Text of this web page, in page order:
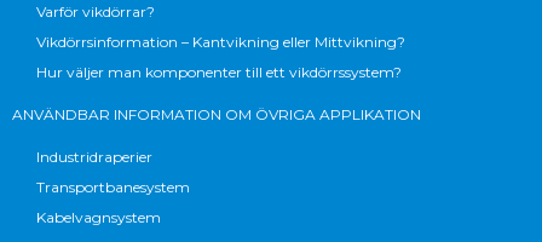
Varför vikdörrar?
Vikdörrsinformation – Kantvikning eller Mittvikning?
Hur väljer man komponenter till ett vikdörrssystem?
ANVÄNDBAR INFORMATION OM ÖVRIGA APPLIKATION
Industridraperier
Transportbanesystem
Kabelvagnsystem